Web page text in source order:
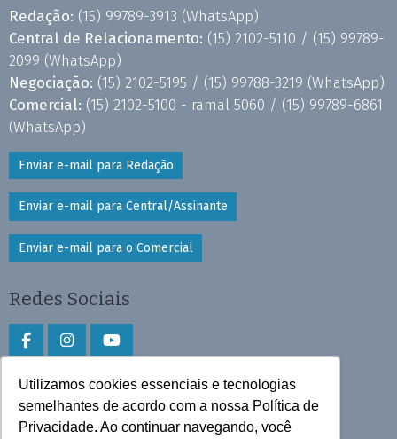
Utilizamos cookies essenciais e tecnologias
semelhantes de acordo com a nossa Política de
Privacidade. Ao continuar navegando, você
Redação: (15) 99789-3913 (WhatsApp)
Central de Relacionamento: (15) 2102-5110 / (15) 99789-
2099 (WhatsApp)
Negociação: (15) 2102-5195 / (15) 99788-3219 (WhatsApp)
Comercial: (15) 2102-5100 - ramal 5060 / (15) 99789-6861
(WhatsApp)
Enviar e-mail para Redação
Enviar e-mail para Central/Assinante
Enviar e-mail para o Comercial
Redes Sociais
Faça download do aplicativo
Play Store e App Store